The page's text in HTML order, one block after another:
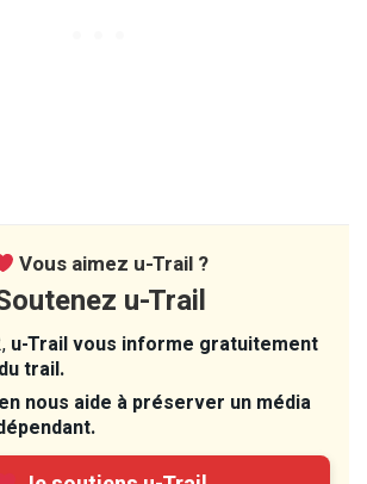
Vous aimez u-Trail ?
u-Trail
u-Trail vous informe gratuitement
trail.
nous aide à préserver un média